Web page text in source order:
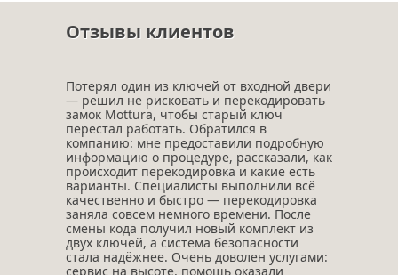
Отзывы клиентов
Потерял один из ключей от входной двери
— решил не рисковать и перекодировать
замок Mottura, чтобы старый ключ
перестал работать. Обратился в
компанию: мне предоставили подробную
информацию о процедуре, рассказали, как
происходит перекодировка и какие есть
варианты. Специалисты выполнили всё
качественно и быстро — перекодировка
заняла совсем немного времени. После
смены кода получил новый комплект из
двух ключей, а система безопасности
стала надёжнее. Очень доволен услугами:
сервис на высоте, помощь оказали